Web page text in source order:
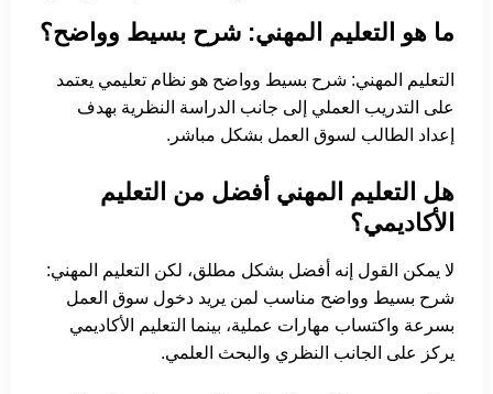
ما هو التعليم المهني: شرح بسيط وواضح؟
التعليم المهني: شرح بسيط وواضح هو نظام تعليمي يعتمد
على التدريب العملي إلى جانب الدراسة النظرية بهدف
إعداد الطالب لسوق العمل بشكل مباشر.
هل التعليم المهني أفضل من التعليم
الأكاديمي؟
لا يمكن القول إنه أفضل بشكل مطلق، لكن التعليم المهني:
شرح بسيط وواضح مناسب لمن يريد دخول سوق العمل
بسرعة واكتساب مهارات عملية، بينما التعليم الأكاديمي
يركز على الجانب النظري والبحث العلمي.